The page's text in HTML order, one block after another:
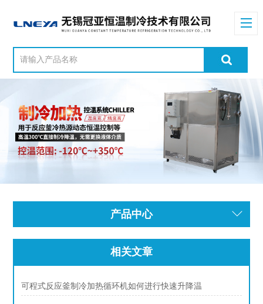
产品中心
相关文章
可程式反应釜制冷加热循环机如何进行快速升降温